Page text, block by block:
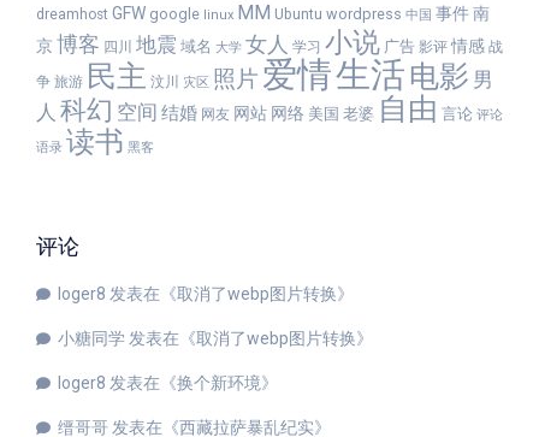
dreamhost GFW google linux MM Ubuntu wordpress 中国 事件南
京博客 四川 地震 域名 大学 女人 学习 小说 广告 影评 情感 战
争 旅游 民主 汶川 灾区 照片 爱情生活 电影 男
人 科幻 空间 结婚 网友 网站 网络 美国 老婆 自由 言论 评论
语录 读书 黑客
评论
loger8 发表在《取消了webp图片转换》
小糖同学发表在《取消了webp图片转换》
loger8 发表在《换个新环境》
缙哥哥发表在《西藏拉萨暴乱纪实》